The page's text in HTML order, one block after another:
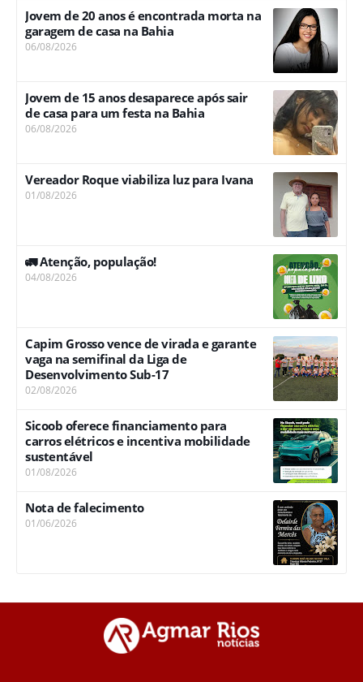
Jovem de 20 anos é encontrada morta na
garagem de casa na Bahia
06/08/2026
Jovem de 15 anos desaparece após sair
de casa para um festa na Bahia
06/08/2026
Vereador Roque viabiliza luz para Ivana
01/08/2026
🚛 Atenção, população!
04/08/2026
Capim Grosso vence de virada e garante
vaga na semifinal da Liga de
Desenvolvimento Sub-17
02/08/2026
Sicoob oferece financiamento para
carros elétricos e incentiva mobilidade
sustentável
01/08/2026
Nota de falecimento
01/06/2026